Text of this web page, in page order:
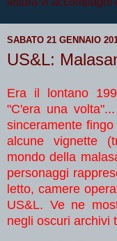
SABATO 21 GENNAIO
US&L:
Era il lontano
"C'era una
sinceramente
alcune vignette
mondo della
personaggi
letto, camere
US&L. Ve ne
negli oscuri archivi